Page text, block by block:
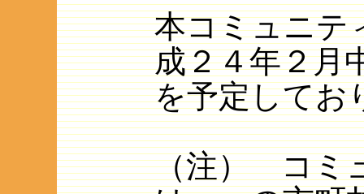
本コミュニテ
成２４年２月
を予定してお
（注） コミ